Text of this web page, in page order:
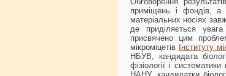
приміщень і фондів, а
матеріальних носіях
де приділяється
присвячено цим
мікроміцетів
Інституту
НБУВ, кандидата
фізіології і систематики